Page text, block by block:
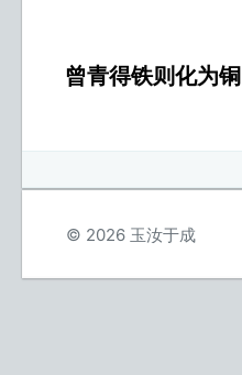
曾青得铁则化为铜
© 2026 玉汝于成